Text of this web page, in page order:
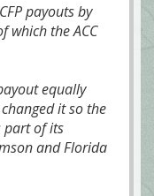
payouts by
the ACC
equally
it so the
part of its
and Florida